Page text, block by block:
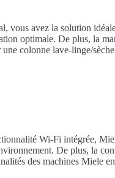
vous avez la solution
optimale. De plus, la
colonne lave-linge/
Wi-Fi intégrée,
De plus, la
des machines Miele